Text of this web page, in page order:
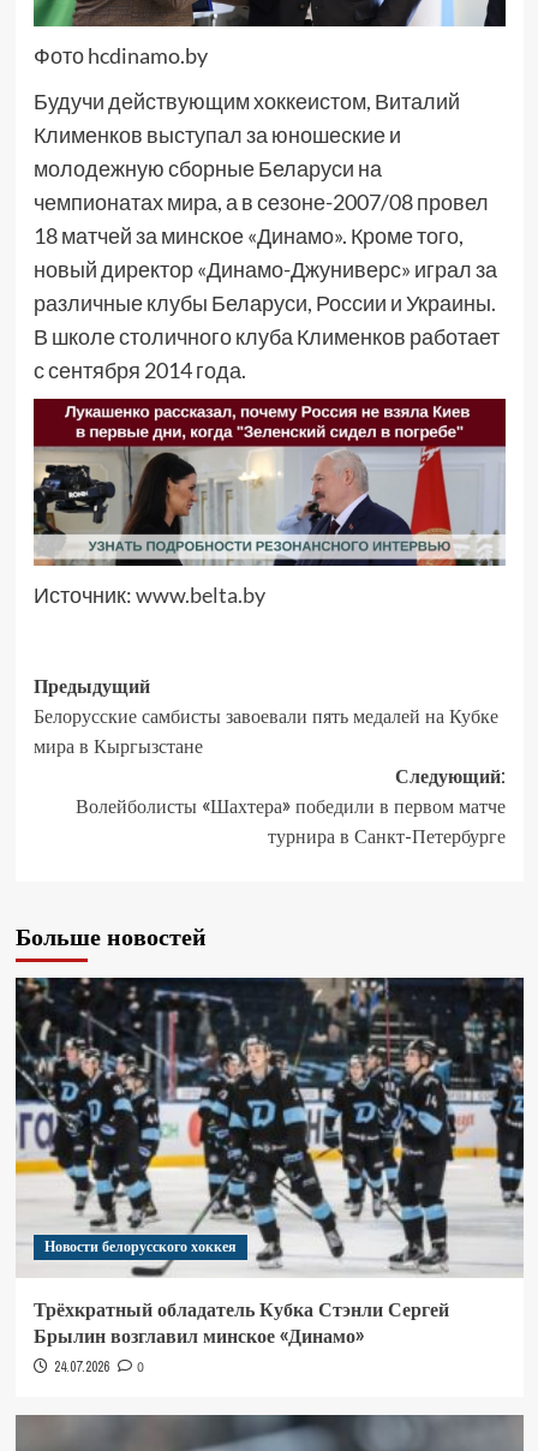
Фото hcdinamo.by
Будучи действующим хоккеистом, Виталий
Клименков выступал за юношеские и
молодежную сборные Беларуси на
чемпионатах мира, а в сезоне-2007/08 провел
18 матчей за минское «Динамо». Кроме того,
новый директор «Динамо-Джуниверс» играл за
различные клубы Беларуси, России и Украины.
В школе столичного клуба Клименков работает
с сентября 2014 года.
Источник:www.belta.by
Предыдущий
Белорусские самбисты завоевали пять медалей на Кубке
мира в Кыргызстане
Следующий:
Волейболисты «Шахтера» победили в первом матче
турнира в Санкт-Петербурге
Больше новостей
Новости белорусского хоккея
Трёхкратный обладатель Кубка Стэнли Сергей
Брылин возглавил минское «Динамо»
24.07.2026 0